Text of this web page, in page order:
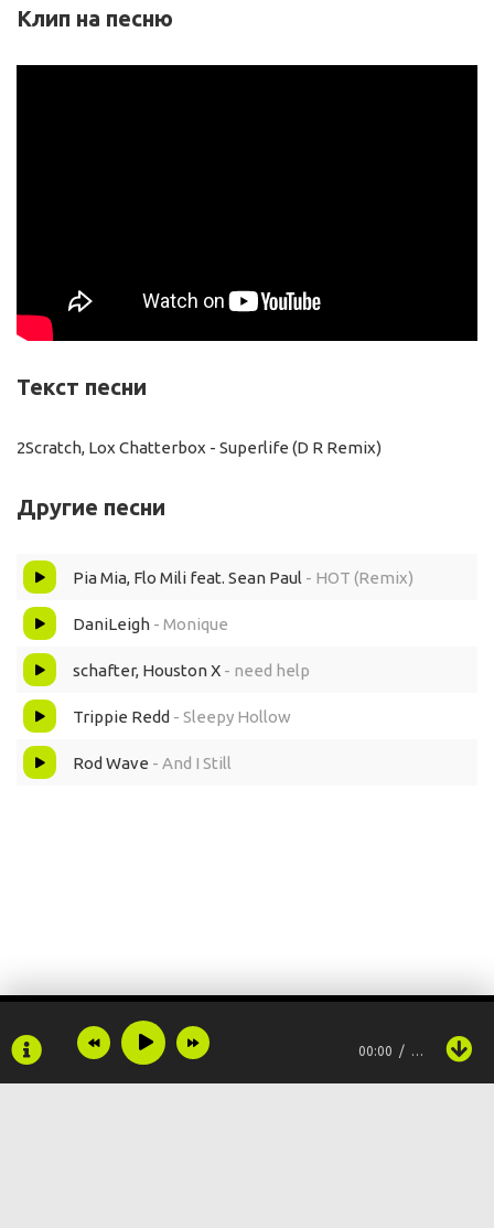
Клип на песню
Текст песни
2Scratch, Lox Chatterbox - Superlife (D R Remix)
Другие песни
Pia Mia, Flo Mili feat. Sean Paul - HOT (Remix)
DaniLeigh - Monique
schafter, Houston X - need help
Trippie Redd - Sleepy Hollow
Rod Wave - And I Still
00:00